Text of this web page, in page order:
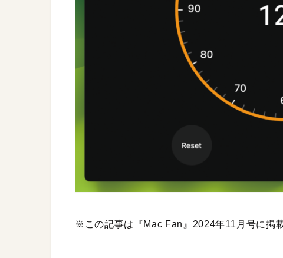
※この記事は『Mac Fan』2024年11月号に掲